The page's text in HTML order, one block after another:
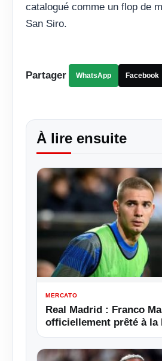
catalogué comme un flop de
San Siro.
Partager WhatsApp Facebook
À lire ensuite
MERCATO
Real Madrid : Franco
officiellement prêté à la